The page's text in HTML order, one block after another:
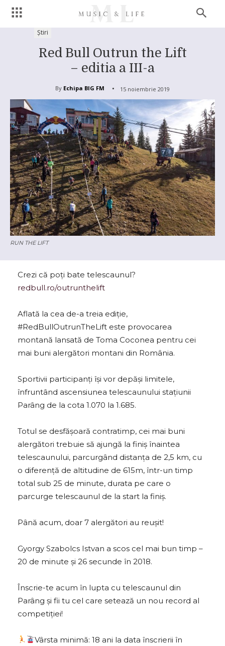
Știri
Red Bull Outrun the Lift
– editia a III-a
By Echipa BIG FM 15 noiembrie 2019
RUN THE LIFT
Crezi că poți bate telescaunul?
redbull.ro/outrunthelift
Aflată la cea de-a treia ediție,
#RedBullOutrunTheLift este provocarea
montană lansată de Toma Coconea pentru cei
mai buni alergători montani din România.
Sportivii participanți își vor depăși limitele,
înfruntând ascensiunea telescaunului stațiunii
Parâng de la cota 1.070 la 1.685.
Totul se desfășoară contratimp, cei mai buni
alergători trebuie să ajungă la finiș înaintea
telescaunului, parcurgând distanța de 2,5 km, cu
o diferență de altitudine de 615m, într-un timp
total sub 25 de minute, durata pe care o
parcurge telescaunul de la start la finiș.
Până acum, doar 7 alergători au reușit!
Gyorgy Szabolcs Istvan a scos cel mai bun timp –
20 de minute și 26 secunde în 2018.
Înscrie-te acum în lupta cu telescaunul din
Parâng și fii tu cel care setează un nou record al
competiției!
Vârsta minimă: 18 ani la data înscrierii în